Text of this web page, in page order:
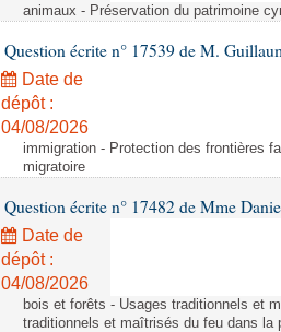
animaux - Préservation du patrimoine
Question écrite n° 17539 de M.
Date de
dépôt :
04/08/2026
immigration - Protection des frontières
migratoire
Question écrite n° 17482 de Mme
Date de
dépôt :
04/08/2026
bois et forêts - Usages traditionnels et
traditionnels et maîtrisés du feu dans la